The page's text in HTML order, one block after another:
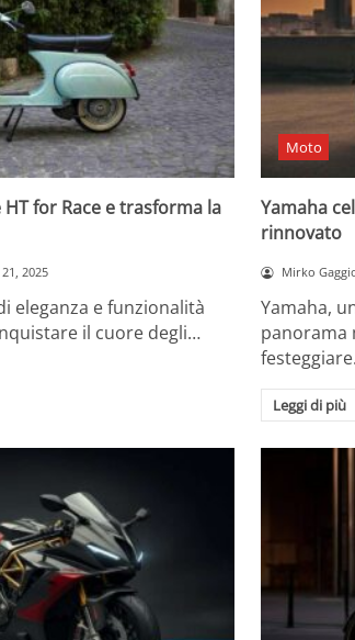
for Race e trasforma la
2025
eleganza e funzionalità
il cuore degli…
Moto
Yamaha
rinnovato
Mirko
Yamaha,
panorama
Leggi di più